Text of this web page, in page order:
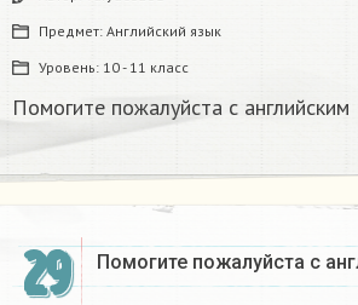
Предмет: Английский язык
Уровень: 10 - 11 класс
Помогите пожалуйста с английским
29 Помогите пожалуйста с